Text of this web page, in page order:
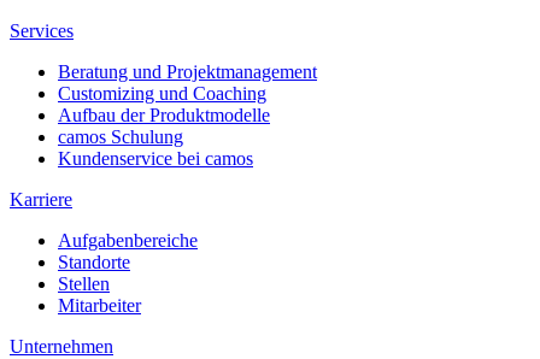
Services
Beratung und Projektmanagement
Customizing und Coaching
Aufbau der Produktmodelle
camos Schulung
Kundenservice bei camos
Karriere
Aufgabenbereiche
Standorte
Stellen
Mitarbeiter
Unternehmen